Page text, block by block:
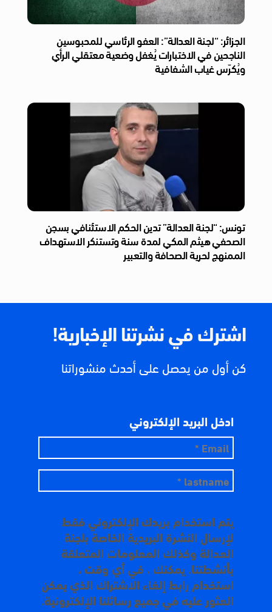
الجزائر: “لجنة العدالة”: العفو الرئاسي للمحبوسين
الناجحين في الاختبارات يُغفل وضعية معتقلي الرأي
ويُكرّس غياب الشفافية
تونس: “لجنة العدالة” تدين الحكم الاستئنافي بسجن
الصحفي هيثم المكي لمدة سنة وتستنكر الاستهداف
الممنهج لحرية الصحافة والتعبير
اشترك في نشرتنا الإخبارية!
كن أول من يحصل على أحدث منشوراتنا
ادخل البريد الإلكتروني
يتم استخدام بريدك الإلكتروني فقط
لإرسال النشرة البريدية الخاصة بلجنة
العدالة وكذلك المعلومات المتعلقة
بأنشطتنا. يمكنك ، في أي وقت ،
استخدام رابط إلغاء الاشتراك الذي يمكن
العثور عليه في جميع رسائلنا الإلكترونية.